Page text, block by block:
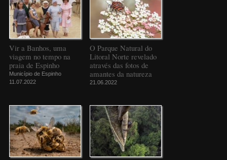
Vir a Banhos, uma
viagem no tempo na
praia de Espinho
Município de Espinho
11.07.2022
O Parque Natural do
Litoral Norte revelado
através das fotos de
amantes da natureza
21.06.2022